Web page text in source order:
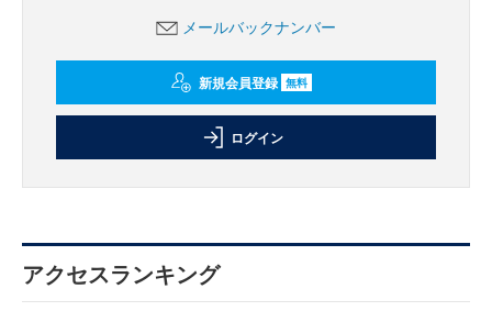
メールバックナンバー
新規会員登録 無料
ログイン
アクセスランキング